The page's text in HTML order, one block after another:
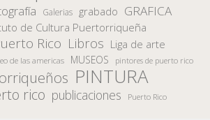
Galerias grabado GRAFICA
de Cultura Puertorriqueña
Rico Libros Liga de arte
de las americas MUSEOS pintores de puerto rico
PINTURA
rico publicaciones Puerto Rico